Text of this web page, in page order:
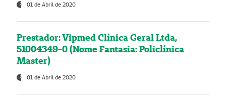
01 de Abril de 2020
Prestador: Vipmed Clínica Geral Ltda,
51004349-0 (Nome Fantasia: Policlínica
Master)
01 de Abril de 2020